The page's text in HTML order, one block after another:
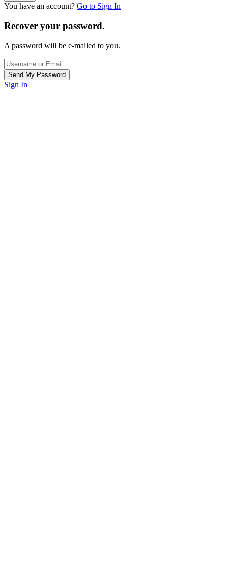
You have an account? Go to Sign In
Recover your password.
A password will be e-mailed to you.
Sign In